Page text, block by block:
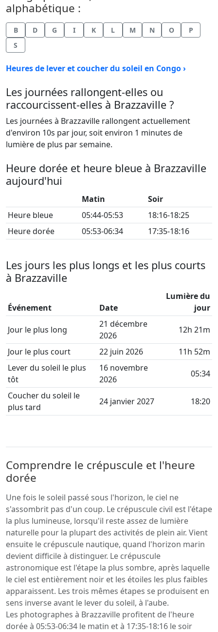
alphabétique :
B D G I K L M N O
P
S
Heures de lever et coucher du soleil en Congo ›
Les journées rallongent-elles ou
raccourcissent-elles à Brazzaville ?
Les journées à Brazzaville rallongent actuellement
d'environ 10s par jour, soit environ 1 minutes de
lumière de plus par semaine.
Heure dorée et heure bleue à Brazzaville
aujourd'hui
Matin
Soir
Heure bleue
05:44-05:53
18:16-18:25
Heure dorée
05:53-06:34 17:35-18:16
Les jours les plus longs et les plus courts
à Brazzaville
Événement Date
Lumière du
jour
Jour le plus long
21 décembre
2026
12h 21m
Jour le plus court 22 juin 2026
11h 52m
Lever du soleil le plus
tôt
16 novembre
2026
05:34
Coucher du soleil le
plus tard
24 janvier 2027 18:20
Comprendre le crépuscule et l'heure
dorée
Une fois le soleil passé sous l'horizon, le ciel ne
s'assombrit pas d'un coup. Le crépuscule civil est l'étape
la plus lumineuse, lorsqu'il reste assez de lumière
naturelle pour la plupart des activités de plein air. Vient
ensuite le crépuscule nautique, quand l'horizon marin
devient difficile à distinguer. Le crépuscule
astronomique est l'étape la plus sombre, après laquelle
le ciel est entièrement noir et les étoiles les plus faibles
apparaissent. Les trois mêmes étapes se produisent en
sens inverse avant le lever du soleil, à l'aube.
Les photographes à Brazzaville profitent de l'heure
dorée à 05:53-06:34 le matin et à 17:35-18:16 le soir